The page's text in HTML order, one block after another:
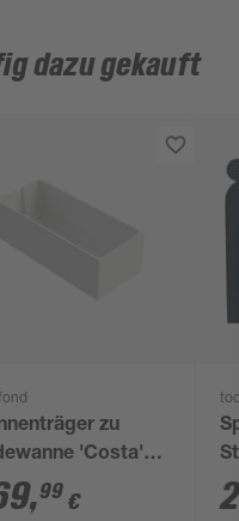
dazu gekauft
zu
'Costa'
x 80 cm weiß
,99 €